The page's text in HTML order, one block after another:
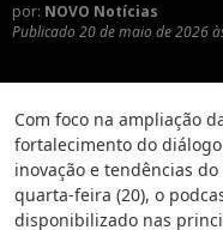
por: NOVO Notícias
Publicado 20 de maio de 2026
Com foco na ampliação
fortalecimento do
inovação e tendências
quarta-feira (20), o
disponibilizado nas